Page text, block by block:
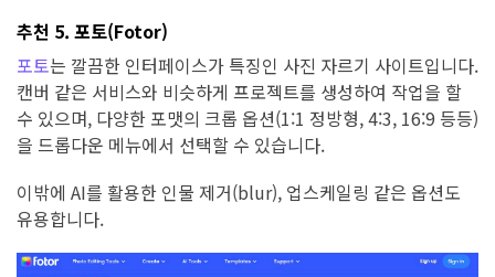
추천 5. 포토(Fotor)
포토는 깔끔한 인터페이스가 특징인 사진 자르기 사이트입니다.
캔버 같은 서비스와 비슷하게 프로젝트를 생성하여 작업을 할
수 있으며, 다양한 포맷의 크롭 옵션(1:1 정방형, 4:3, 16:9 등등)
을 드롭다운 메뉴에서 선택할 수 있습니다.
이밖에 AI를 활용한 인물 제거(blur), 업스케일링 같은 옵션도
유용합니다.